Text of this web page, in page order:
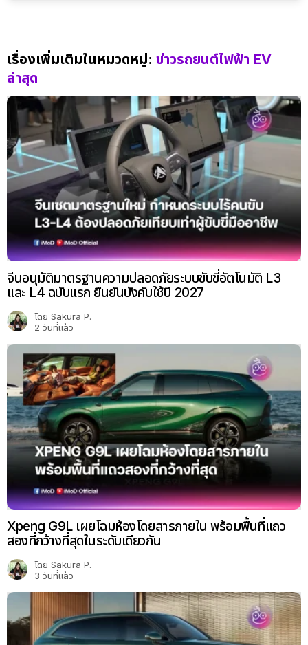
เรื่องเพิ่มเติมในหมวดหมู่: ข่าวรถยนต์ไฟฟ้า EV
ล่าสุด
จีนอนุมัติมาตรฐานความปลอดภัยระบบขับขี่อัตโนมัติ L3
และ L4 ฉบับแรก ยืนยันบังคับใช้ปี 2027
โดย Sakura P.
2 วันที่แล้ว
Xpeng G9L เผยโฉมห้องโดยสารภายใน พร้อมพื้นที่แถว
สองที่กว้างที่สุดในระดับเดียวกัน
โดย Sakura P.
3 วันที่แล้ว